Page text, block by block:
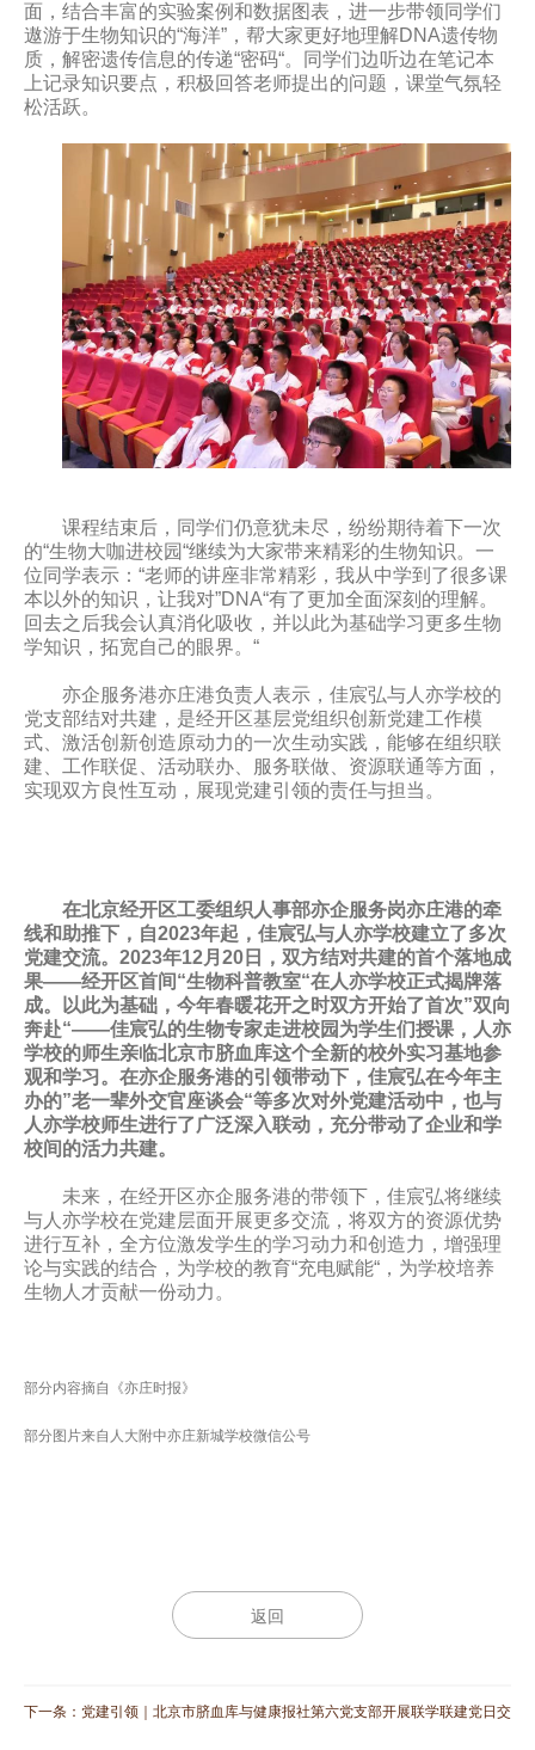
面，结合丰富的实验案例和数据图表，进一步带领同学们
遨游于生物知识的“海洋”，帮大家更好地理解DNA遗传物
质，解密遗传信息的传递“密码“。同学们边听边在笔记本
上记录知识要点，积极回答老师提出的问题，课堂气氛轻
松活跃。
课程结束后，同学们仍意犹未尽，纷纷期待着下一次
的“生物大咖进校园“继续为大家带来精彩的生物知识。一
位同学表示：“老师的讲座非常精彩，我从中学到了很多课
本以外的知识，让我对”DNA“有了更加全面深刻的理解。
回去之后我会认真消化吸收，并以此为基础学习更多生物
学知识，拓宽自己的眼界。“
亦企服务港亦庄港负责人表示，佳宸弘与人亦学校的
党支部结对共建，是经开区基层党组织创新党建工作模
式、激活创新创造原动力的一次生动实践，能够在组织联
建、工作联促、活动联办、服务联做、资源联通等方面，
实现双方良性互动，展现党建引领的责任与担当。
在北京经开区工委组织人事部亦企服务岗亦庄港的牵
线和助推下，自2023年起，佳宸弘与人亦学校建立了多次
党建交流。2023年12月20日，双方结对共建的首个落地成
果——经开区首间“生物科普教室“在人亦学校正式揭牌落
成。以此为基础，今年春暖花开之时双方开始了首次”双向
奔赴“——佳宸弘的生物专家走进校园为学生们授课，人亦
学校的师生亲临北京市脐血库这个全新的校外实习基地参
观和学习。在亦企服务港的引领带动下，佳宸弘在今年主
办的”老一辈外交官座谈会“等多次对外党建活动中，也与
人亦学校师生进行了广泛深入联动，充分带动了企业和学
校间的活力共建。
未来，在经开区亦企服务港的带领下，佳宸弘将继续
与人亦学校在党建层面开展更多交流，将双方的资源优势
进行互补，全方位激发学生的学习动力和创造力，增强理
论与实践的结合，为学校的教育“充电赋能“，为学校培养
生物人才贡献一份动力。
部分内容摘自《亦庄时报》
部分图片来自人大附中亦庄新城学校微信公号
返回
下一条： 党建引领｜北京市脐血库与健康报社第六党支部开展联学联建党日交